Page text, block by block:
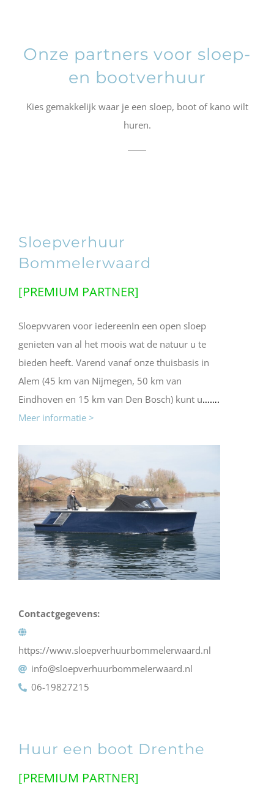
Onze partners voor sloep-
en bootverhuur
Kies gemakkelijk waar je een sloep, boot of kano wilt
huren.
Sloepverhuur
Bommelerwaard
[PREMIUM PARTNER]
Sloepvvaren voor iedereenIn een open sloep
genieten van al het moois wat de natuur u te
bieden heeft. Varend vanaf onze thuisbasis in
Alem (45 km van Nijmegen, 50 km van
Eindhoven en 15 km van Den Bosch) kunt u…….
Meer informatie >
Contactgegevens:
https://www.sloepverhuurbommelerwaard.nl
info@sloepverhuurbommelerwaard.nl
06-19827215
Huur een boot Drenthe
[PREMIUM PARTNER]